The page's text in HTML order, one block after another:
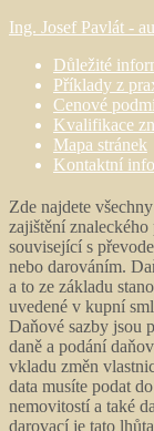
Ing. Josef Pavlát -
Důležité
Příklady z
Cenové
Kvalifikace
Mapa stránek
Kontaktní
Zde najdete
zajištění
související s
nebo darováním.
a to ze základu
uvedené v kupní
Daňové sazby jsou
daně a podání
vkladu změn
data musíte podat
nemovitostí a také
darovací je tato